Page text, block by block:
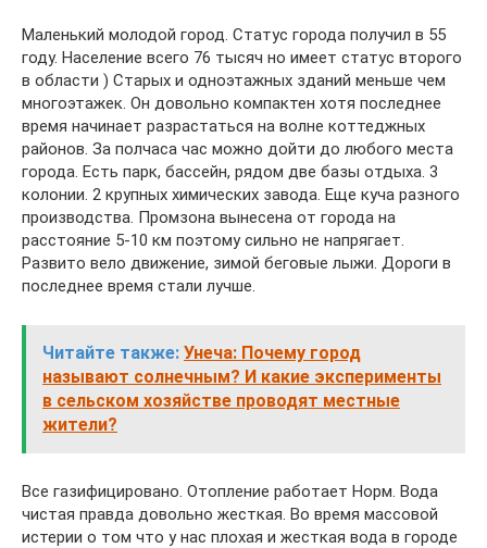
Маленький молодой город. Статус города получил в 55
году. Население всего 76 тысяч но имеет статус второго
в области ) Старых и одноэтажных зданий меньше чем
многоэтажек. Он довольно компактен хотя последнее
время начинает разрастаться на волне коттеджных
районов. За полчаса час можно дойти до любого места
города. Есть парк, бассейн, рядом две базы отдыха. 3
колонии. 2 крупных химических завода. Еще куча разного
производства. Промзона вынесена от города на
расстояние 5-10 км поэтому сильно не напрягает.
Развито вело движение, зимой беговые лыжи. Дороги в
последнее время стали лучше.
Читайте также: Унеча: Почему город
называют солнечным? И какие эксперименты
в сельском хозяйстве проводят местные
жители?
Все газифицировано. Отопление работает Норм. Вода
чистая правда довольно жесткая. Во время массовой
истерии о том что у нас плохая и жесткая вода в городе